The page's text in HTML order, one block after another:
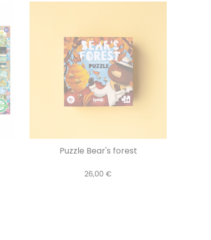
Puzzle Bear's forest
26,00 €